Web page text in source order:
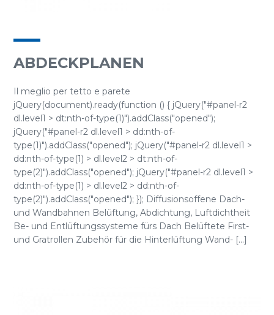
ABDECKPLANEN
Il meglio per tetto e parete
jQuery(document).ready(function () { jQuery("#panel-r2
dl.level1 > dt:nth-of-type(1)").addClass("opened");
jQuery("#panel-r2 dl.level1 > dd:nth-of-
type(1)").addClass("opened"); jQuery("#panel-r2 dl.level1 >
dd:nth-of-type(1) > dl.level2 > dt:nth-of-
type(2)").addClass("opened"); jQuery("#panel-r2 dl.level1 >
dd:nth-of-type(1) > dl.level2 > dd:nth-of-
type(2)").addClass("opened"); }); Diffusionsoffene Dach-
und Wandbahnen Belüftung, Abdichtung, Luftdichtheit
Be- und Entlüftungssysteme fürs Dach Belüftete First-
und Gratrollen Zubehör für die Hinterlüftung Wand- [...]